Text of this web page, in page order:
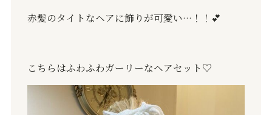
赤髪のタイトなヘアに飾りが可愛い…！！💕
こちらはふわふわガーリーなヘアセット♡